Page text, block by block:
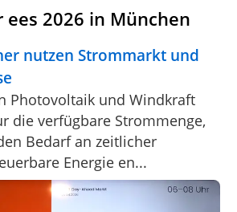
ees 2026 in München
nutzen Strommarkt und
Photovoltaik und Windkraft
die verfügbare Strommenge,
Bedarf an zeitlicher
Energie en...